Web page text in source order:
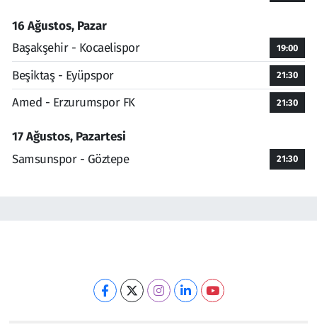
16 Ağustos, Pazar
Başakşehir - Kocaelispor
19:00
Beşiktaş - Eyüpspor 21:30
Amed - Erzurumspor FK 21:30
17 Ağustos, Pazartesi
Samsunspor - Göztepe
21:30